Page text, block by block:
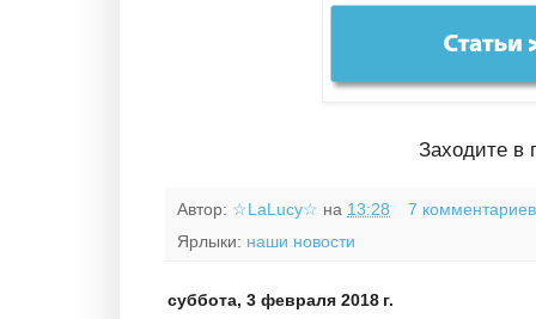
Заходите в
Автор: ☆LaLucy☆ на 13:28
7
Ярлыки: наши новости
суббота, 3 февраля 2018 г.